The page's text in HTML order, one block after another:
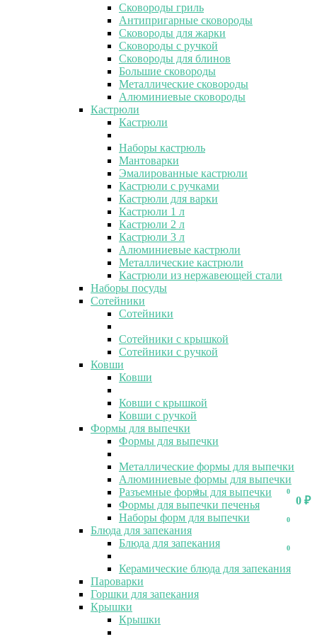
0
0 ₽
0
0
0
Сковороды гриль
Антипригарные сковороды
Сковороды для жарки
Сковороды с ручкой
Сковороды для блинов
Большие сковороды
Металлические сковороды
Алюминиевые сковороды
Кастрюли
Кастрюли
Наборы кастрюль
Мантоварки
Эмалированные кастрюли
Кастрюли с ручками
Кастрюли для варки
Кастрюли 1 л
Кастрюли 2 л
Кастрюли 3 л
Алюминиевые кастрюли
Металлические кастрюли
Кастрюли из нержавеющей стали
Наборы посуды
Сотейники
Сотейники
Сотейники с крышкой
Сотейники с ручкой
Ковши
Ковши
Ковши с крышкой
Ковши с ручкой
Формы для выпечки
Формы для выпечки
Металлические формы для выпечки
Алюминиевые формы для выпечки
Разъемные формы для выпечки
Формы для выпечки печенья
Наборы форм для выпечки
Блюда для запекания
Блюда для запекания
Керамические блюда для запекания
Пароварки
Горшки для запекания
Крышки
Крышки